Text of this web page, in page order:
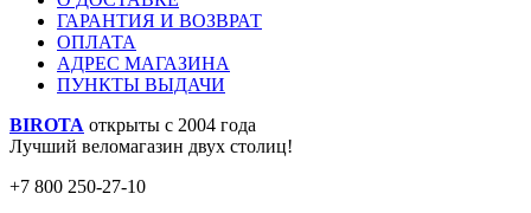
ГАРАНТИЯ И ВОЗВРАТ
ОПЛАТА
АДРЕС МАГАЗИНА
ПУНКТЫ ВЫДАЧИ
BIROTA открыты с 2004 года
Лучший веломагазин двух столиц!
+7 800 250-27-10